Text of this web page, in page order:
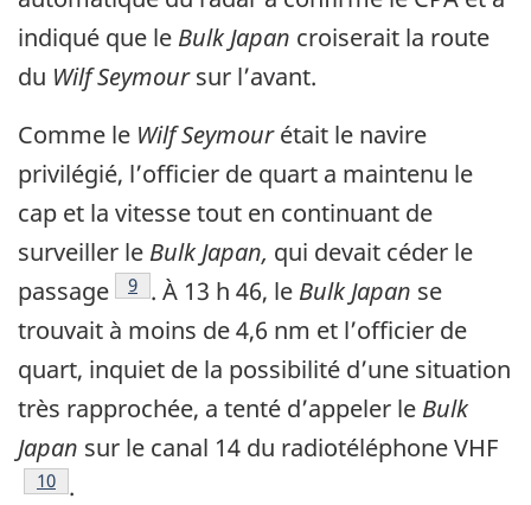
indiqué que le Bulk Japan croiserait la route
du Wilf Seymoursur l’avant.
Comme le Wilf Seymourétait le navire
privilégié, l’officier de quart a maintenu le
cap et la vitesse tout en continuant de
surveiller le Bulk Japan, qui devait céder le
passage
Note de bas de page
9 . À 13 h 46, le Bulk Japan se
trouvait à moins de 4,6 nm et l’officier de
quart, inquiet de la possibilité d’une situation
très rapprochée, a tenté d’appeler le Bulk
Japan sur le canal 14 du radiotéléphone VHF
Note de bas de page
10 .